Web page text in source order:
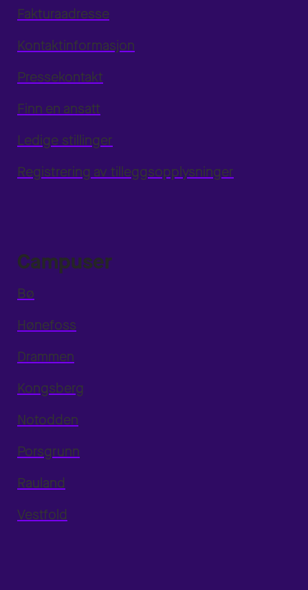
Fakturaadresse
Kontaktinformasjon
Pressekontakt
Finn en ansatt
Ledige stillinger
Registrering av tilleggsopplysninger
Campuser
Bø
Hønefoss
Drammen
Kongsberg
Notodden
Porsgrunn
Rauland
Vestfold